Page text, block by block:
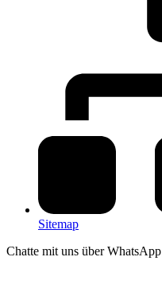
Sitemap
Chatte mit uns über WhatsApp